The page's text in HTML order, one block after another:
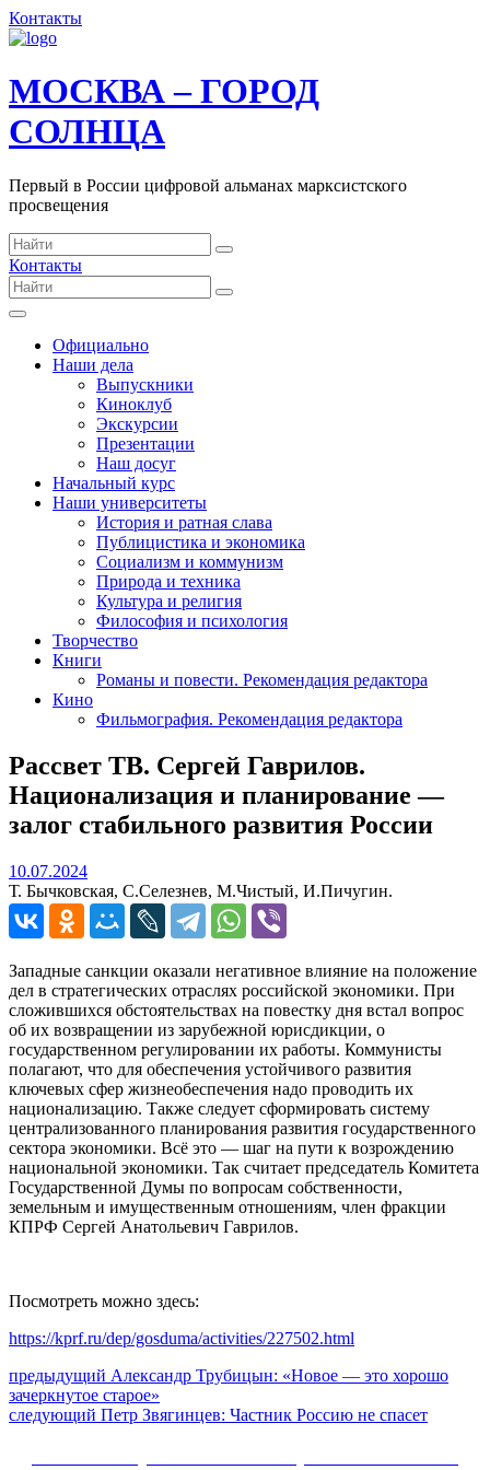
Контакты
МОСКВА – ГОРОД
СОЛНЦА
Первый в России цифровой альманах марксистского
просвещения
Контакты
Официально
Наши дела
Выпускники
Киноклуб
Экскурсии
Презентации
Наш досуг
Начальный курс
Наши университеты
История и ратная слава
Публицистика и экономика
Социализм и коммунизм
Природа и техника
Культура и религия
Философия и психология
Творчество
Книги
Романы и повести. Рекомендация редактора
Кино
Фильмография. Рекомендация редактора
Рассвет ТВ. Сергей Гаврилов.
Национализация и планирование —
залог стабильного развития России
10.07.202410.07.2024
Т. Бычковская, С.Селезнев, М.Чистый, И.Пичугин.
Западные санкции оказали негативное влияние на положение
дел в стратегических отраслях российской экономики. При
сложившихся обстоятельствах на повестку дня встал вопрос
об их возвращении из зарубежной юрисдикции, о
государственном регулировании их работы. Коммунисты
полагают, что для обеспечения устойчивого развития
ключевых сфер жизнеобеспечения надо проводить их
национализацию. Также следует сформировать систему
централизованного планирования развития государственного
сектора экономики. Всё это — шаг на пути к возрождению
национальной экономики. Так считает председатель Комитета
Государственной Думы по вопросам собственности,
земельным и имущественным отношениям, член фракции
КПРФ Сергей Анатольевич Гаврилов.
Посмотреть можно здесь:
https://kprf.ru/dep/gosduma/activities/227502.html
Навигация
по
предыдущий Предыдущий
пост:
Александр Трубицын: «Новое — это хорошо
зачеркнутое старое»
следующий Следующее
Петр Звягинцев: Частник Россию не спасет